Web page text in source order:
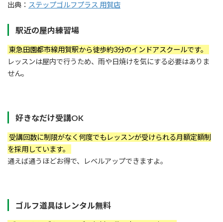
出典： ステップゴルフプラス 用賀店
駅近の屋内練習場
東急田園都市線用賀駅から徒歩約3分のインドアスクールです。
レッスンは屋内で行うため、雨や日焼けを気にする必要はありま
せん。
好きなだけ受講OK
受講回数に制限がなく何度でもレッスンが受けられる月額定額制
を採用しています。
通えば通うほどお得で、レベルアップできますよ。
ゴルフ道具はレンタル無料